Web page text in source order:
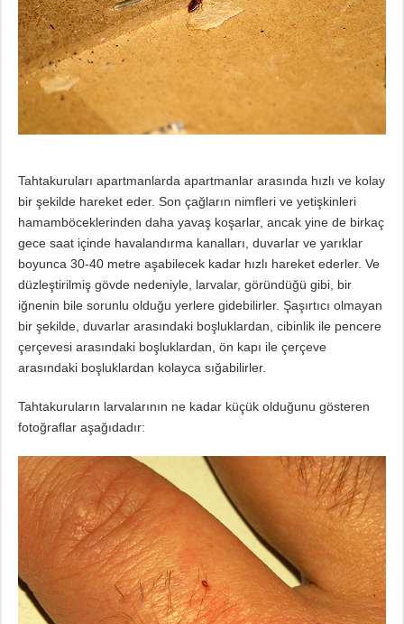
Tahtakuruları apartmanlarda apartmanlar arasında hızlı ve kolay
bir şekilde hareket eder. Son çağların nimfleri ve yetişkinleri
hamamböceklerinden daha yavaş koşarlar, ancak yine de birkaç
gece saat içinde havalandırma kanalları, duvarlar ve yarıklar
boyunca 30-40 metre aşabilecek kadar hızlı hareket ederler. Ve
düzleştirilmiş gövde nedeniyle, larvalar, göründüğü gibi, bir
iğnenin bile sorunlu olduğu yerlere gidebilirler. Şaşırtıcı olmayan
bir şekilde, duvarlar arasındaki boşluklardan, cibinlik ile pencere
çerçevesi arasındaki boşluklardan, ön kapı ile çerçeve
arasındaki boşluklardan kolayca sığabilirler.
Tahtakuruların larvalarının ne kadar küçük olduğunu gösteren
fotoğraflar aşağıdadır: